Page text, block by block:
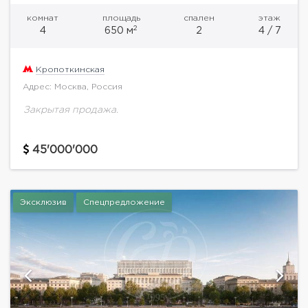
комнат
4
площадь
650 м2
спален
2
этаж
4 / 7
Кропоткинская
Адрес: Москва, Россия
Закрытая продажа.
45'000'000
Эксклюзив Спецпредложение